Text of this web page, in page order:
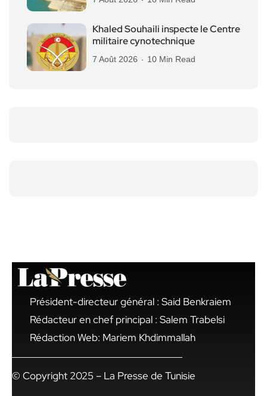
Khaled Souhaili inspecte le Centre
militaire cynotechnique
7 Août 2026 10 Min Read
Président-directeur général : Said Benkraiem
Rédacteur en chef principal : Salem Trabelsi
Rédaction Web: Mariem Khdimmallah
© Copyright 2025 – La Presse de Tunisie